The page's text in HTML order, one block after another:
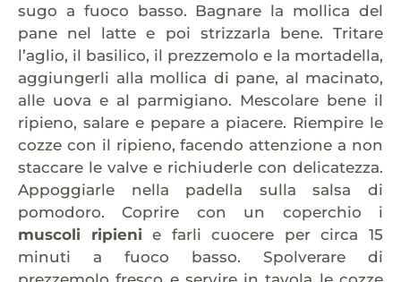
sugo a fuoco basso. Bagnare la mollica del
pane nel latte e poi strizzarla bene. Tritare
l’aglio, il basilico, il prezzemolo e la mortadella,
aggiungerli alla mollica di pane, al macinato,
alle uova e al parmigiano. Mescolare bene il
ripieno, salare e pepare a piacere. Riempire le
cozze con il ripieno, facendo attenzione a non
staccare le valve e richiuderle con delicatezza.
Appoggiarle nella padella sulla salsa di
pomodoro. Coprire con un coperchio i
muscoli ripienie farli cuocere per circa 15
minuti a fuoco basso. Spolverare di